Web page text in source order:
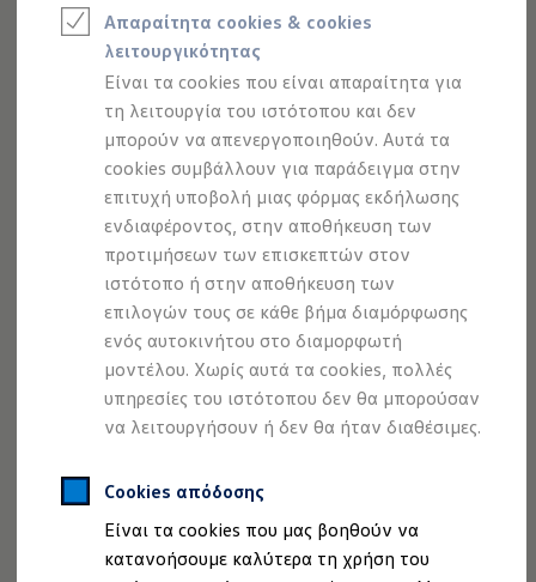
Απαραίτητα cookies & cookies
λειτουργικότητας
Είναι τα cookies που είναι απαραίτητα για
τη λειτουργία του ιστότοπου και δεν
μπορούν να απενεργοποιηθούν. Αυτά τα
cookies συμβάλλουν για παράδειγμα στην
επιτυχή υποβολή μιας φόρμας εκδήλωσης
ενδιαφέροντος, στην αποθήκευση των
προτιμήσεων των επισκεπτών στον
ιστότοπο ή στην αποθήκευση των
επιλογών τους σε κάθε βήμα διαμόρφωσης
ενός αυτοκινήτου στο διαμορφωτή
μοντέλου. Χωρίς αυτά τα cookies, πολλές
υπηρεσίες του ιστότοπου δεν θα μπορούσαν
να λειτουργήσουν ή δεν θα ήταν διαθέσιμες.
Cookies απόδοσης
Είναι τα cookies που μας βοηθούν να
κατανοήσουμε καλύτερα τη χρήση του
Νέο Tayron ehybrid
e-Tools για ηλεκτρικά αυτοκίνητα
Προσομοιωτής αυτονομίας
Προσομοιωτής χρόνου φόρτισης
Προσομοιωτής κόστους φόρτισης
ID. Ενημερώσεις λογισμικού
We Charge - Υπηρεσία Φόρτισης
Εύρεση δημόσιων σημείων φόρτισης
ID. Charger
Ενημέρωση ID.
Πλατφόρμα MEB
Μύθοι & Αλήθειες για την ηλεκτροκίνηση
Πού μπορώ να φορτίσω;
Πόσο μακριά μπορώ να φτάσω;
Πώς μπορώ να πληρώσω;
Πώς μπορώ να φορτίσω;
Η αντλία θερμότητας στα ID.
Η λειτουργία ανάκτησης ενέργειας κατά την
Το σύστημα πέδησης στα ID.
Διαθέσιμα νέα και μεταχειρισμένα αυτοκίνητα
Διαθέσιμα νέα αυτοκίνητα
Χρηματοδότηση και Leasing
Volkswagen Easy Living
Χρηματοδότηση Auto Credit
Χρηματοδότηση Classic Credit
Καινοτόμες Τεχνολογίες
Όλος ο κόσμος των ψηφιακών υπηρεσιών της Volkswagen
ανεβάζει τη συνδεσιμότητα στο Touareg σας σε υψηλότερο
επίπεδο. Κατόπιν παραγγελίας, το VW Connect Plus
προσφέρει επιπλέον έξυπνες τεχνολογίες.
λαμβάνετε σε σχεδόν πραγματικό χρόνο τρέχουσες
πληροφορίες κυκλοφορίας για αλλαγές διαδρομής ή
προειδοποιήσεις για παρακώλυση της κυκλοφορίας